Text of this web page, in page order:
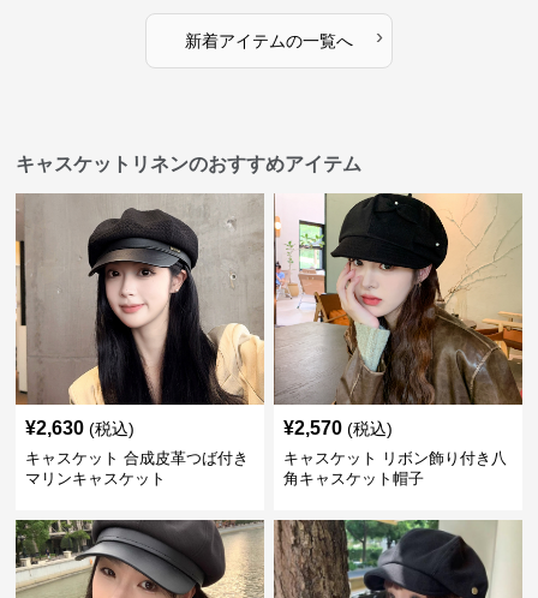
新着アイテムの一覧へ ›
キャスケットリネンのおすすめアイテム
¥2,630 (税込)
キャスケット 合成皮革つば付き
マリンキャスケット
¥2,570 (税込)
キャスケット リボン飾り付き八
角キャスケット帽子